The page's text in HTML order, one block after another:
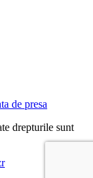
de presa
drepturile sunt